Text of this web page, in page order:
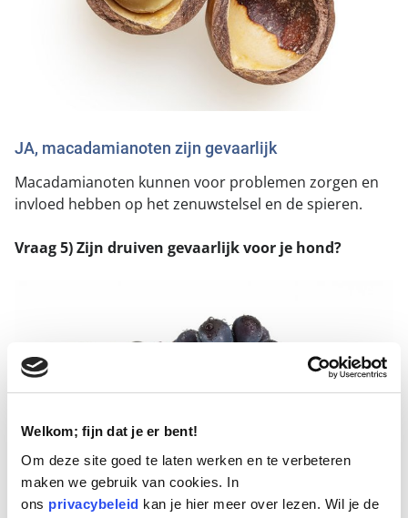
Welkom; fijn dat je er bent!
Om deze site goed te laten werken en te verbeteren
maken we gebruik van cookies. In
ons privacybeleid kan je hier meer over lezen. Wil je de
JA, macadamianoten zijn gevaarlijk
Macadamianoten kunnen voor problemen zorgen en
invloed hebben op het zenuwstelsel en de spieren.
Vraag 5) Zijn druiven gevaarlijk voor je hond?